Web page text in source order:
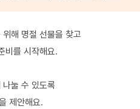
해 명절 선물을 찾고
비를 시작해요.
눌 수 있도록
제안해요.